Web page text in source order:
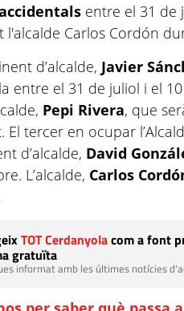
entre el 31 de
l'alcalde Carlos Cordón
d’alcalde, Javier
entre el 31 de juliol i el
Pepi Rivera, que
El tercer en ocupar
d’alcalde, David
L’alcalde, Carlos
TOT Cerdanyolacom a font
gratuïta
informat amb les últimes notícies